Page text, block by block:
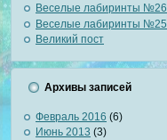
Веселые лабиринты №26
Веселые лабиринты №25
Великий пост
Архивы записей
Февраль 2016 (6)
Июнь 2013 (3)